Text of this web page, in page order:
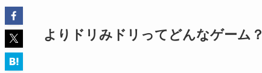
よりドリみドリってどんなゲーム？